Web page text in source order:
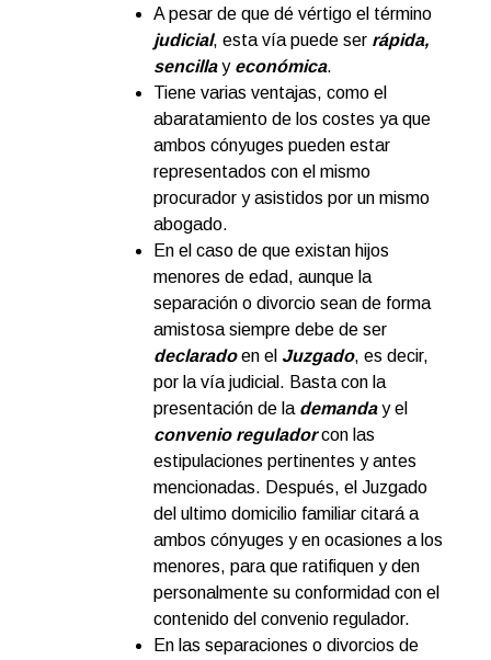
A pesar de que dé vértigo el término
judicial, esta vía puede ser rápida,
sencillay económica.
Tiene varias ventajas, como el
abaratamiento de los costes ya que
ambos cónyuges pueden estar
representados con el mismo
procurador y asistidos por un mismo
abogado.
En el caso de que existan hijos
menores de edad, aunque la
separación o divorcio sean de forma
amistosa siempre debe de ser
declaradoen el Juzgado, es decir,
por la vía judicial. Basta con la
presentación de la demanda y el
convenio reguladorcon las
estipulaciones pertinentes y antes
mencionadas. Después, el Juzgado
del ultimo domicilio familiar citará a
ambos cónyuges y en ocasiones a los
menores, para que ratifiquen y den
personalmente su conformidad con el
contenido del convenio regulador.
En las separaciones o divorcios de